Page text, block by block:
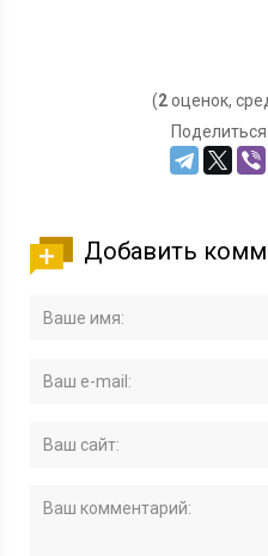
(2оценок,
Добавить